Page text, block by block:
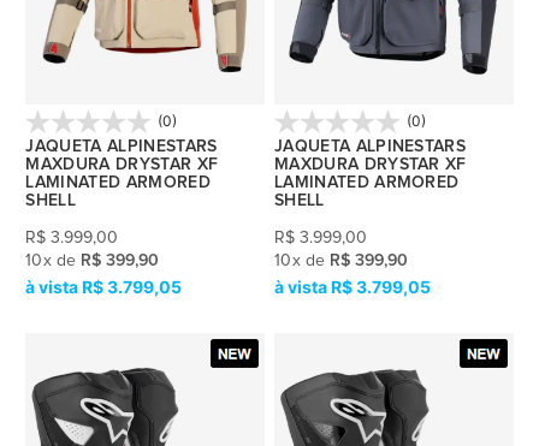
(0)
JAQUETA ALPINESTARS
MAXDURA DRYSTAR XF
LAMINATED ARMORED
SHELL
R$ 3.999,00
10x de R$ 399,90
R$ 3.799,05
(0)
JAQUETA ALPINESTARS
MAXDURA DRYSTAR XF
LAMINATED ARMORED
SHELL
R$ 3.999,00
10x de R$ 399,90
R$ 3.799,05